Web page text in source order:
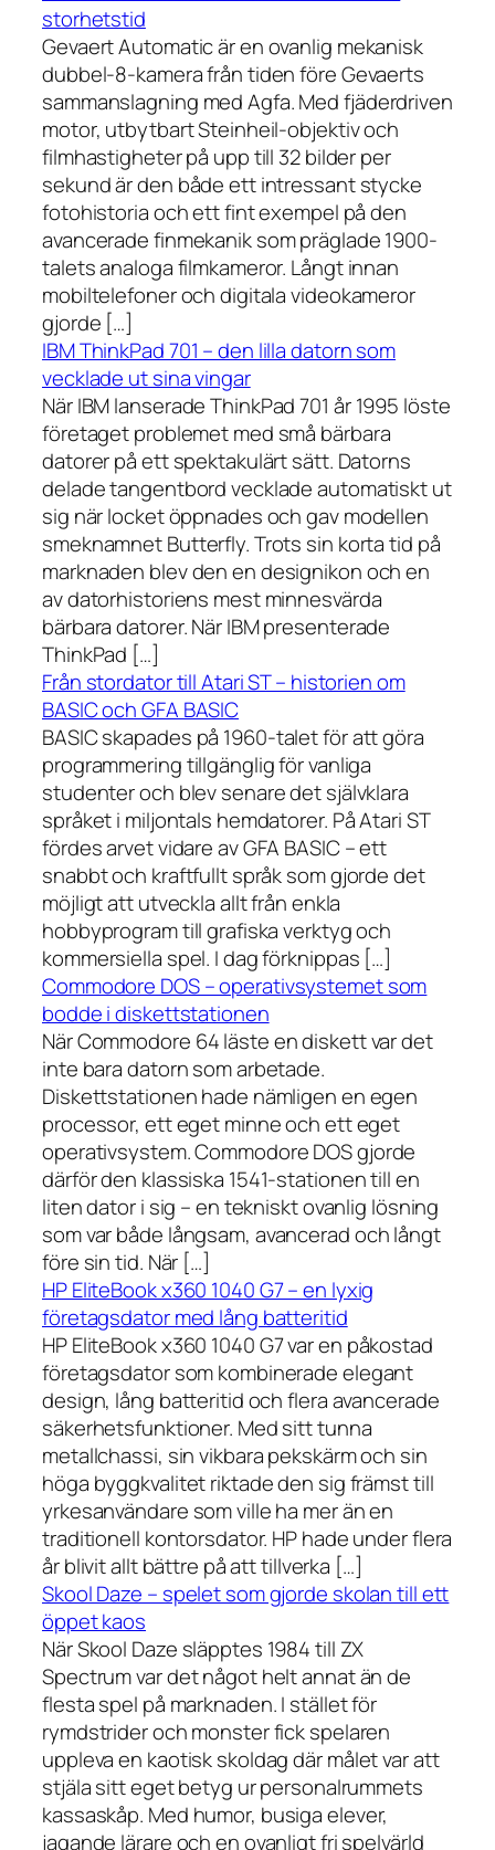
storhetstid
Gevaert Automatic är en ovanlig mekanisk
dubbel-8-kamera från tiden före Gevaerts
sammanslagning med Agfa. Med fjäderdriven
motor, utbytbart Steinheil-objektiv och
filmhastigheter på upp till 32 bilder per
sekund är den både ett intressant stycke
fotohistoria och ett fint exempel på den
avancerade finmekanik som präglade 1900-
talets analoga filmkameror. Långt innan
mobiltelefoner och digitala videokameror
gjorde […]
IBM ThinkPad 701 – den lilla datorn som
vecklade ut sina vingar
När IBM lanserade ThinkPad 701 år 1995 löste
företaget problemet med små bärbara
datorer på ett spektakulärt sätt. Datorns
delade tangentbord vecklade automatiskt ut
sig när locket öppnades och gav modellen
smeknamnet Butterfly. Trots sin korta tid på
marknaden blev den en designikon och en
av datorhistoriens mest minnesvärda
bärbara datorer. När IBM presenterade
ThinkPad […]
Från stordator till Atari ST – historien om
BASIC och GFA BASIC
BASIC skapades på 1960-talet för att göra
programmering tillgänglig för vanliga
studenter och blev senare det självklara
språket i miljontals hemdatorer. På Atari ST
fördes arvet vidare av GFA BASIC – ett
snabbt och kraftfullt språk som gjorde det
möjligt att utveckla allt från enkla
hobbyprogram till grafiska verktyg och
kommersiella spel. I dag förknippas […]
Commodore DOS – operativsystemet som
bodde i diskettstationen
När Commodore 64 läste en diskett var det
inte bara datorn som arbetade.
Diskettstationen hade nämligen en egen
processor, ett eget minne och ett eget
operativsystem. Commodore DOS gjorde
därför den klassiska 1541-stationen till en
liten dator i sig – en tekniskt ovanlig lösning
som var både långsam, avancerad och långt
före sin tid. När […]
HP EliteBook x360 1040 G7 – en lyxig
företagsdator med lång batteritid
HP EliteBook x360 1040 G7 var en påkostad
företagsdator som kombinerade elegant
design, lång batteritid och flera avancerade
säkerhetsfunktioner. Med sitt tunna
metallchassi, sin vikbara pekskärm och sin
höga byggkvalitet riktade den sig främst till
yrkesanvändare som ville ha mer än en
traditionell kontorsdator. HP hade under flera
år blivit allt bättre på att tillverka […]
Skool Daze – spelet som gjorde skolan till ett
öppet kaos
När Skool Daze släpptes 1984 till ZX
Spectrum var det något helt annat än de
flesta spel på marknaden. I stället för
rymdstrider och monster fick spelaren
uppleva en kaotisk skoldag där målet var att
stjäla sitt eget betyg ur personalrummets
kassaskåp. Med humor, busiga elever,
jagande lärare och en ovanligt fri spelvärld